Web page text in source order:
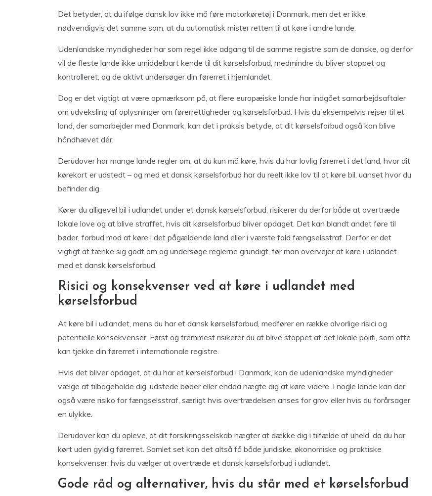
Det betyder, at du ifølge dansk lov ikke må føre motorkøretøj i Danmark, men det er ikke
nødvendigvis det samme som, at du automatisk mister retten til at køre i andre lande.
Udenlandske myndigheder har som regel ikke adgang til de samme registre som de danske, og derfor
vil de fleste lande ikke umiddelbart kende til dit kørselsforbud, medmindre du bliver stoppet og
kontrolleret, og de aktivt undersøger din førerret i hjemlandet.
Dog er det vigtigt at være opmærksom på, at flere europæiske lande har indgået samarbejdsaftaler
om udveksling af oplysninger om førerrettigheder og kørselsforbud. Hvis du eksempelvis rejser til et
land, der samarbejder med Danmark, kan det i praksis betyde, at dit kørselsforbud også kan blive
håndhævet dér.
Derudover har mange lande regler om, at du kun må køre, hvis du har lovlig førerret i det land, hvor dit
kørekort er udstedt – og med et dansk kørselsforbud har du reelt ikke lov til at køre bil, uanset hvor du
befinder dig.
Kører du alligevel bil i udlandet under et dansk kørselsforbud, risikerer du derfor både at overtræde
lokale love og at blive straffet, hvis dit kørselsforbud bliver opdaget. Det kan blandt andet føre til
bøder, forbud mod at køre i det pågældende land eller i værste fald fængselsstraf. Derfor er det
vigtigt at tænke sig godt om og undersøge reglerne grundigt, før man overvejer at køre i udlandet
med et dansk kørselsforbud.
Risici og konsekvenser ved at køre i udlandet med
kørselsforbud
At køre bil i udlandet, mens du har et dansk kørselsforbud, medfører en række alvorlige risici og
potentielle konsekvenser. Først og fremmest risikerer du at blive stoppet af det lokale politi, som ofte
kan tjekke din førerret i internationale registre.
Hvis det bliver opdaget, at du har et kørselsforbud i Danmark, kan de udenlandske myndigheder
vælge at tilbageholde dig, udstede bøder eller endda nægte dig at køre videre. I nogle lande kan der
også være risiko for fængselsstraf, særligt hvis overtrædelsen anses for grov eller hvis du forårsager
en ulykke.
Derudover kan du opleve, at dit forsikringsselskab nægter at dække dig i tilfælde af uheld, da du har
kørt uden gyldig førerret. Samlet set kan det altså få både juridiske, økonomiske og praktiske
konsekvenser, hvis du vælger at overtræde et dansk kørselsforbud i udlandet.
Gode råd og alternativer, hvis du står med et kørselsforbud